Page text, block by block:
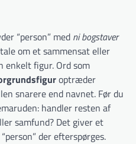
“person” med ni bogstaver
om et sammensat eller
enkelt figur. Ord som
optræder
snarere end navnet. Før du
handler resten af
samfund? Det giver et
der efterspørges.